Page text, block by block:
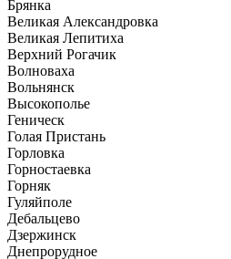
Брянка
Великая Александровка
Великая Лепитиха
Верхний Рогачик
Волноваха
Вольнянск
Высокополье
Геническ
Голая Пристань
Горловка
Горностаевка
Горняк
Гуляйполе
Дебальцево
Дзержинск
Днепрорудное